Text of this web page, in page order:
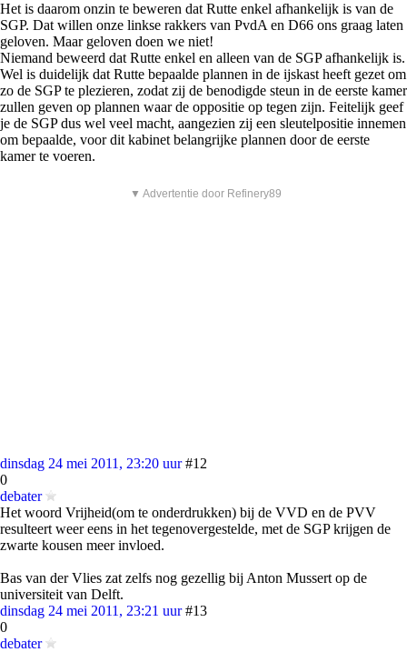
Het is daarom onzin te beweren dat Rutte enkel afhankelijk is van de
SGP. Dat willen onze linkse rakkers van PvdA en D66 ons graag laten
geloven. Maar geloven doen we niet!
Niemand beweerd dat Rutte enkel en alleen van de SGP afhankelijk is.
Wel is duidelijk dat Rutte bepaalde plannen in de ijskast heeft gezet om
zo de SGP te plezieren, zodat zij de benodigde steun in de eerste kamer
zullen geven op plannen waar de oppositie op tegen zijn. Feitelijk geef
je de SGP dus wel veel macht, aangezien zij een sleutelpositie innemen
om bepaalde, voor dit kabinet belangrijke plannen door de eerste
kamer te voeren.
▼ Advertentie door Refinery89
dinsdag 24 mei 2011, 23:20 uur #12
0
debater
Het woord Vrijheid(om te onderdrukken) bij de VVD en de PVV
resulteert weer eens in het tegenovergestelde, met de SGP krijgen de
zwarte kousen meer invloed.
Bas van der Vlies zat zelfs nog gezellig bij Anton Mussert op de
universiteit van Delft.
dinsdag 24 mei 2011, 23:21 uur #13
0
debater